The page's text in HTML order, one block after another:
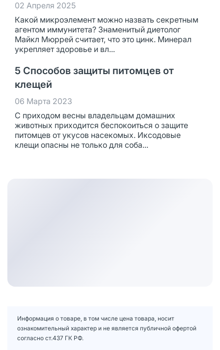
02 Апреля 2025
Какой микроэлемент можно назвать секретным
агентом иммунитета? Знаменитый диетолог
Майкл Мюррей считает, что это цинк. Минерал
укрепляет здоровье и вл...
5 Способов защиты питомцев от
клещей
06 Марта 2023
С приходом весны владельцам домашних
животных приходится беспокоиться о защите
питомцев от укусов насекомых. Иксодовые
клещи опасны не только для соба...
Информация о товаре, в том числе цена товара, носит
ознакомительный характер и не является публичной офертой
согласно ст.437 ГК РФ.